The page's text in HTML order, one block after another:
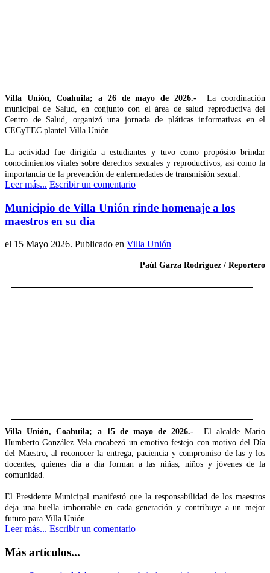
Villa Unión, Coahuila; a 26 de mayo de 2026.-
La coordinación
municipal de Salud, en conjunto con el área de salud reproductiva del
Centro de Salud, organizó una jornada de pláticas informativas en el
CECyTEC plantel Villa Unión.
La actividad fue dirigida a estudiantes y tuvo como propósito brindar
conocimientos vitales sobre derechos sexuales y reproductivos, así como la
importancia de la prevención de enfermedades de transmisión sexual.
Leer más... Escribir un comentario
Municipio de Villa Unión rinde homenaje a los
maestros en su día
el 15 Mayo 2026. Publicado en Villa Unión
Paúl Garza Rodríguez / Reportero
Villa Unión, Coahuila; a 15 de mayo de 2026.-
El alcalde Mario
Humberto González Vela encabezó un emotivo festejo con motivo del Día
del Maestro, al reconocer la entrega, paciencia y compromiso de las y los
docentes, quienes día a día forman a las niñas, niños y jóvenes de la
comunidad.
El Presidente Municipal manifestó que la responsabilidad de los maestros
deja una huella imborrable en cada generación y contribuye a un mejor
futuro para Villa Unión.
Leer más... Escribir un comentario
Más artículos...